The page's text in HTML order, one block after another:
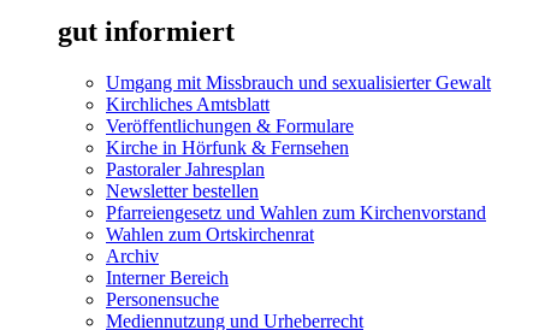
gut informiert
Umgang mit Missbrauch und sexualisierter Gewalt
Kirchliches Amtsblatt
Veröffentlichungen & Formulare
Kirche in Hörfunk & Fernsehen
Pastoraler Jahresplan
Newsletter bestellen
Pfarreiengesetz und Wahlen zum Kirchenvorstand
Wahlen zum Ortskirchenrat
Archiv
Interner Bereich
Personensuche
Mediennutzung und Urheberrecht